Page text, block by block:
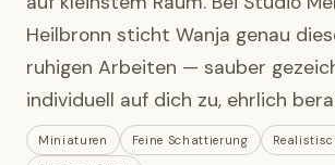
Heilbronn sticht Wanja genau
ruhigen Arbeiten — sauber
individuell auf dich zu, ehrlich
Miniaturen Feine Schattierung